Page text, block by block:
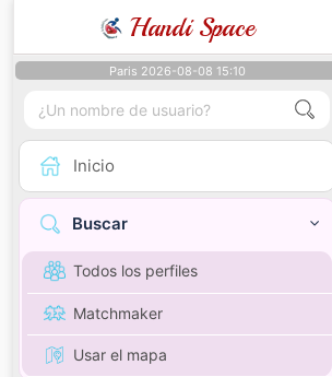
Handi Space
Paris 2026-08-08 15:10
Inicio
Buscar
Todos los perfiles
Matchmaker
Usar el mapa